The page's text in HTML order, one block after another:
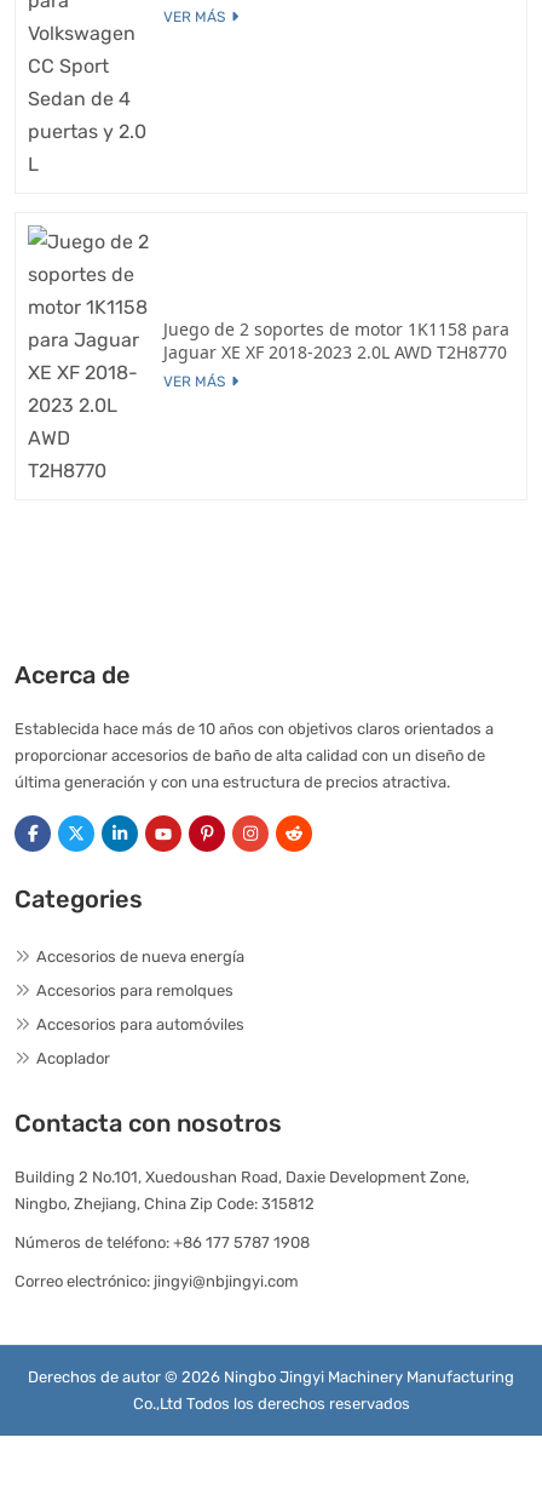
VER MÁS
Juego de 2 soportes de motor 1K1158 para
Jaguar XE XF 2018-2023 2.0L AWD T2H8770
VER MÁS
Acerca de
Establecida hace más de 10 años con objetivos claros orientados a
proporcionar accesorios de baño de alta calidad con un diseño de
última generación y con una estructura de precios atractiva.
Categories
Accesorios de nueva energía
Accesorios para remolques
Accesorios para automóviles
Acoplador
Contacta con nosotros
Building 2 No.101, Xuedoushan Road, Daxie Development Zone,
Ningbo, Zhejiang, China Zip Code: 315812
Números de teléfono: +86 177 5787 1908
Correo electrónico: jingyi@nbjingyi.com
Derechos de autor © 2026 Ningbo Jingyi Machinery Manufacturing
Co.,Ltd Todos los derechos reservados